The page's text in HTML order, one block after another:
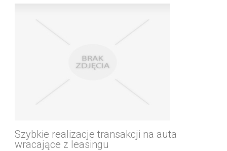
Szybkie realizacje transakcji na auta
wracające z leasingu